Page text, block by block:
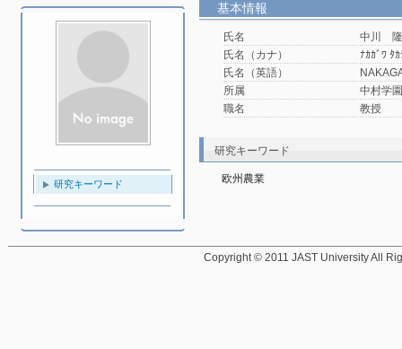
研究キーワード
基本情報
氏名
中川 隆
氏名（カナ）
ﾅｶｶﾞﾜ ﾀｶ
氏名（英語）
所属
中村学
職名
教授
研究キーワード
欧州農業